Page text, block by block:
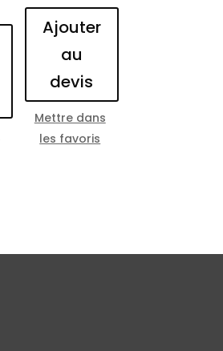
Ajouter
au
devis
Mettre dans
les favoris